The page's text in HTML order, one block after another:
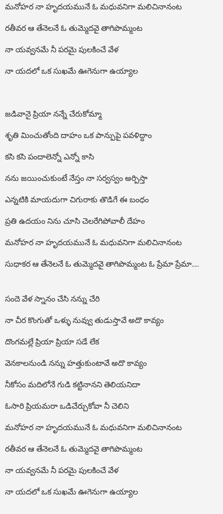
మనోహర నా హృదయమునే ఓ మధువనిగా మలిచినానంట
రతీవర ఆ తేనెలనే ఓ తుమ్మెదవై తాగిపొమ్మంట
నా యవ్వనమే నీ పరమై పులకించే వేళ
నా యదలో ఒక సుఖమే ఊగెనుగా ఉయ్యాల
జడివానై ప్రియా నన్నే చేరుకోమ్మా
శృతి మించుతోంది దాహం ఒక పాన్పుపై పవళిద్దాం
కసి కసి పందాలెన్నో ఎన్నో కాసి
నను జయించుకుంటే నేస్తం నా సర్వస్వం అర్పిస్తా
ఎన్నటికి మాయదుగా చిగురాకు తొడిగే ఈ బంధం
ప్రతి ఉదయం నిను చూసి చెలరేగిపోవాలీ దేహం
మనోహర నా హృదయమునే ఓ మధువనిగా మలిచినానంట
సుధాకర ఆ తేనెలనే ఓ తుమ్మెదవై తాగిపొమ్మంట ఓ ప్రేమా ప్రేమా…..
సందె వేళ స్నానం చేసి నన్ను చేరి
నా చీర కొంగుతో ఒళ్ళు నువ్వు తుడుస్తావే అదొ కావ్యం
దొంగమల్లే ప్రియా ప్రియా సడే లేక
వెనకాలనుండి నన్ను హత్తుకుంటావే అదొ కావ్యం
నీకోసం మదిలోనే గుడి కట్టినానని తెలియనిదా
ఓసారి ప్రియమరా ఒడిచేర్చుకోవా నీ చెలిని
మనోహర నా హృదయమునే ఓ మధువనిగా మలిచినానంట
రతీవర ఆ తేనెలనే ఓ తుమ్మెదవై తాగిపొమ్మంట
నా యవ్వనమే నీ పరమై పులకించే వేళ
నా యదలో ఒక సుఖమే ఊగెనుగా ఉయ్యాల